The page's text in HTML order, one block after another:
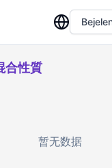
合性質
暂无数据